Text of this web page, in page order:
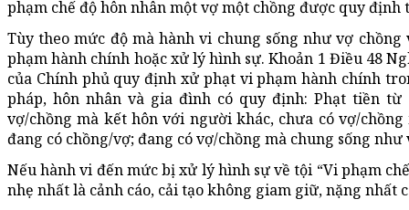
phạm chế độ hôn nhân một vợ một chồng được quy
Tùy theo mức độ mà hành vi chung sống như vợ
phạm hành chính hoặc xử lý hình sự. Khoản 1 Điều 48
của Chính phủ quy định xử phạt vi phạm hành chính
pháp, hôn nhân và gia đình có quy định: Phạt tiền
vợ/chồng mà kết hôn với người khác, chưa có vợ/
đang có chồng/vợ; đang có vợ/chồng mà chung sống
Nếu hành vi đến mức bị xử lý hình sự về tội “Vi phạm
nhẹ nhất là cảnh cáo, cải tạo không giam giữ, nặng nhất